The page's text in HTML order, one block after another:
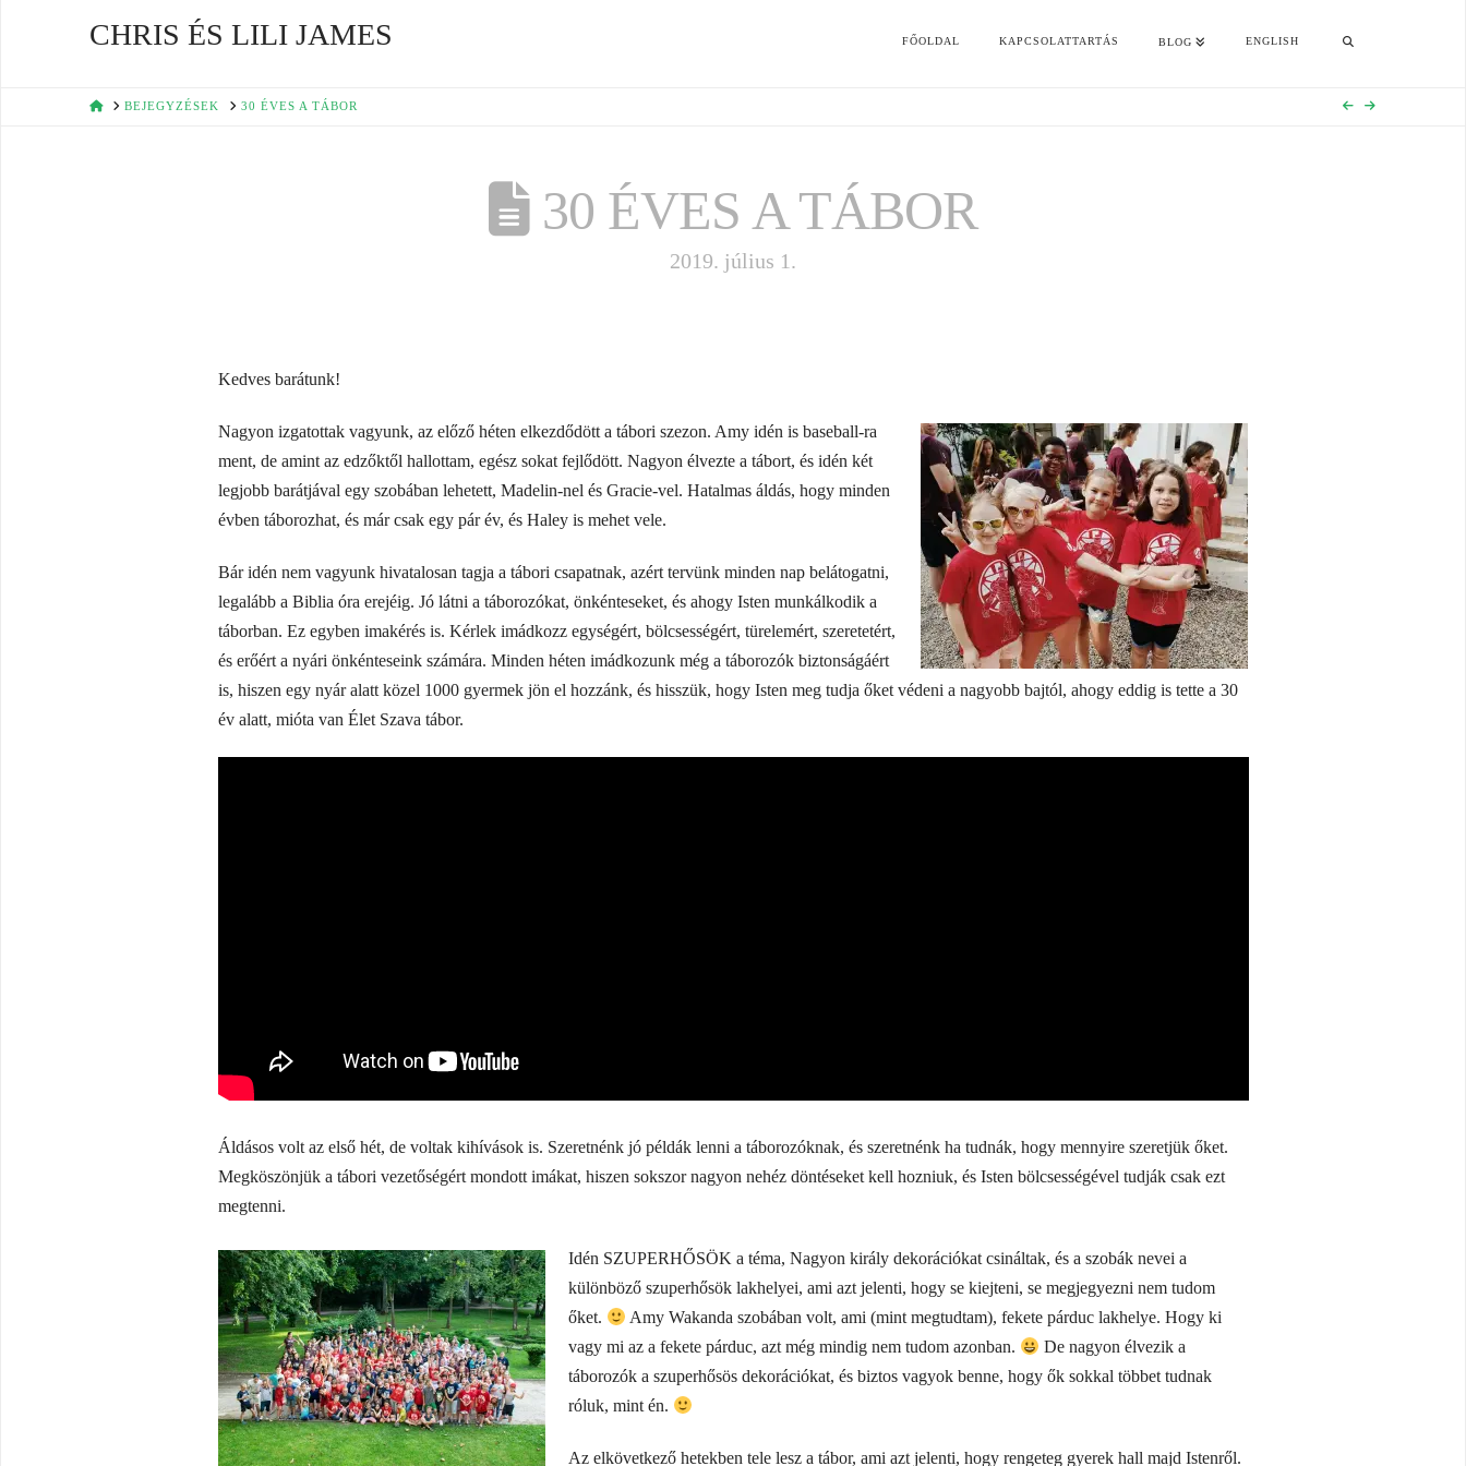
CHRIS ÉS LILI JAMES FŐOLDAL KAPCSOLATTARTÁS BLOG ENGLISH
HOMEBEJEGYZÉSEK 30 ÉVES A TÁBOR
30 ÉVES A TÁBOR
2019. július 1.
Kedves barátunk!
Nagyon izgatottak vagyunk, az előző héten elkezdődött a tábori szezon. Amy idén is baseball-ra
ment, de amint az edzőktől hallottam, egész sokat fejlődött. Nagyon élvezte a tábort, és idén két
legjobb barátjával egy szobában lehetett, Madelin-nel és Gracie-vel. Hatalmas áldás, hogy minden
évben táborozhat, és már csak egy pár év, és Haley is mehet vele.
Bár idén nem vagyunk hivatalosan tagja a tábori csapatnak, azért tervünk minden nap belátogatni,
legalább a Biblia óra erejéig. Jó látni a táborozókat, önkénteseket, és ahogy Isten munkálkodik a
táborban. Ez egyben imakérés is. Kérlek imádkozz egységért, bölcsességért, türelemért, szeretetért,
és erőért a nyári önkénteseink számára. Minden héten imádkozunk még a táborozók biztonságáért
is, hiszen egy nyár alatt közel 1000 gyermek jön el hozzánk, és hisszük, hogy Isten meg tudja őket védeni a nagyobb bajtól, ahogy eddig is tette a 30
év alatt, mióta van Élet Szava tábor.
Áldásos volt az első hét, de voltak kihívások is. Szeretnénk jó példák lenni a táborozóknak, és szeretnénk ha tudnák, hogy mennyire szeretjük őket.
Megköszönjük a tábori vezetőségért mondott imákat, hiszen sokszor nagyon nehéz döntéseket kell hozniuk, és Isten bölcsességével tudják csak ezt
megtenni.
Idén SZUPERHŐSÖK a téma, Nagyon király dekorációkat csináltak, és a szobák nevei a
különböző szuperhősök lakhelyei, ami azt jelenti, hogy se kiejteni, se megjegyezni nem tudom
őket.
Amy Wakanda szobában volt, ami (mint megtudtam), fekete párduc lakhelye. Hogy ki
vagy mi az a fekete párduc, azt még mindig nem tudom azonban.
De nagyon élvezik a
táborozók a szuperhősös dekorációkat, és biztos vagyok benne, hogy ők sokkal többet tudnak
róluk, mint én.
Az elkövetkező hetekben tele lesz a tábor, ami azt jelenti, hogy rengeteg gyerek hall majd Istenről.